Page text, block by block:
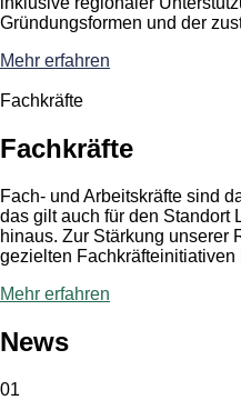
Gründungsformen und der
Mehr erfahren
Fachkräfte
Fachkräfte
Fach- und Arbeitskräfte sind
das gilt auch für den Standort
hinaus. Zur Stärkung unserer
gezielten
Mehr erfahren
News
01